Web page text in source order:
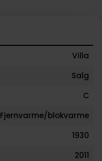
Villa
Salg
C
Fjernvarme/blokvarme
1930
2011